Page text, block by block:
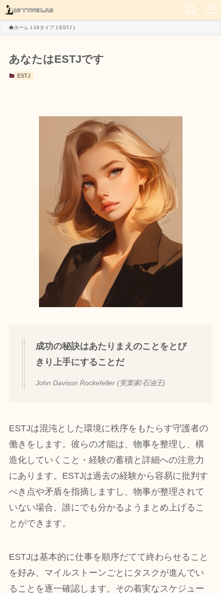
ホーム 16タイプ ESTJ
あなたはESTJです
ESTJ
成功の秘訣はあたりまえのことをとび
きり上手にすることだ
John Davison Rockefeller (実業家/石油王)
ESTJは混沌とした環境に秩序をもたらす守護者の
働きをします。彼らの才能は、物事を整理し、構
造化していくこと・経験の蓄積と詳細への注意力
にあります。ESTJは過去の経験から容易に批判す
べき点や矛盾を指摘しますし、物事が整理されて
いない場合、誰にでも分かるようまとめ上げるこ
とができます。
ESTJは基本的に仕事を順序だてて終わらせること
を好み、マイルストーンごとにタスクが進んでい
ることを逐一確認します。その着実なスケジュー